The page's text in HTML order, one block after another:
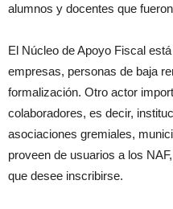
alumnos y docentes que
El Núcleo de Apoyo Fiscal
empresas, personas de baja
formalización. Otro actor
colaboradores, es decir,
asociaciones gremiales,
proveen de usuarios a los
que desee inscribirse.